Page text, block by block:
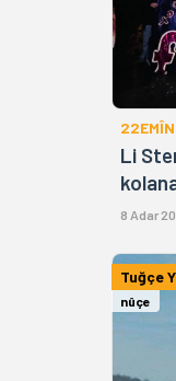
22EMÎN
Li
8 Adar
Tuğçe
nûçe